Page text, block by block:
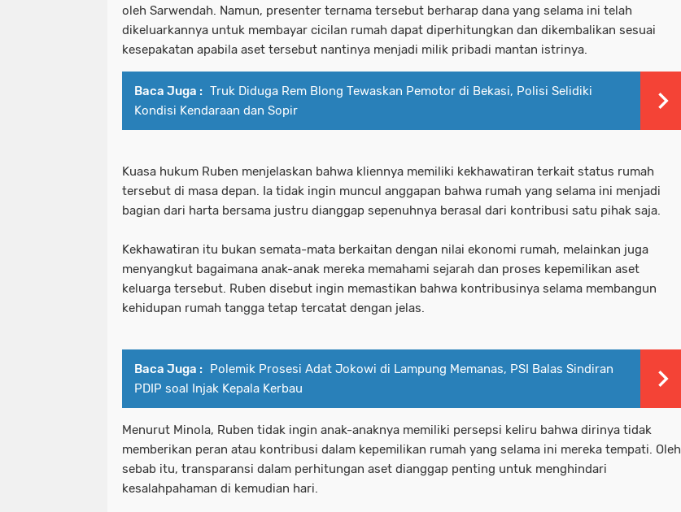
oleh Sarwendah. Namun, presenter ternama tersebut berharap dana yang selama ini telah
dikeluarkannya untuk membayar cicilan rumah dapat diperhitungkan dan dikembalikan sesuai
kesepakatan apabila aset tersebut nantinya menjadi milik pribadi mantan istrinya.
Baca Juga : Truk Diduga Rem Blong Tewaskan Pemotor di Bekasi, Polisi Selidiki
Kondisi Kendaraan dan Sopir
Kuasa hukum Ruben menjelaskan bahwa kliennya memiliki kekhawatiran terkait status rumah
tersebut di masa depan. Ia tidak ingin muncul anggapan bahwa rumah yang selama ini menjadi
bagian dari harta bersama justru dianggap sepenuhnya berasal dari kontribusi satu pihak saja.
Kekhawatiran itu bukan semata-mata berkaitan dengan nilai ekonomi rumah, melainkan juga
menyangkut bagaimana anak-anak mereka memahami sejarah dan proses kepemilikan aset
keluarga tersebut. Ruben disebut ingin memastikan bahwa kontribusinya selama membangun
kehidupan rumah tangga tetap tercatat dengan jelas.
Baca Juga : Polemik Prosesi Adat Jokowi di Lampung Memanas, PSI Balas Sindiran
PDIP soal Injak Kepala Kerbau
Menurut Minola, Ruben tidak ingin anak-anaknya memiliki persepsi keliru bahwa dirinya tidak
memberikan peran atau kontribusi dalam kepemilikan rumah yang selama ini mereka tempati. Oleh
sebab itu, transparansi dalam perhitungan aset dianggap penting untuk menghindari
kesalahpahaman di kemudian hari.